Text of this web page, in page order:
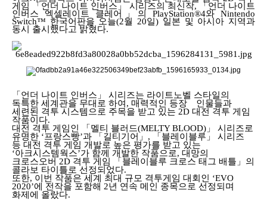
게임
「 언더 나이트 인버스 」 시리즈의 최신작, 「 언더 나이트
인버스 엑셀레이트 클레어
」 의PlayStation®4와 Nintendo
Switch™ 한국어판을 오늘(2월 20일) 일본 및 아시아 지역과
동시 출시했다고 밝혔다.
「언더 나이트 인버스」 시리즈는 라이트노벨 스타일의
독특한 세계관을 무대로 하여, 매력적인 등장 인물들과
세련된 격투 시스템으로 주목을 받고 있는 2D 대전 격투 게임
작품이다.
대전 격투 게임인 「멜티 블러드(MELTY BLOOD)」 시리즈로
유명한 ‘프랑스빵’과 「길티기어」, 「블레이블루」 시리즈
등 대전 격투 게임 개발로 높은 평가를 받고 있는
‘아크시스템웍스’가 함께 개발한 작품으로, 대망의
크로스오버 2D 격투 게임 「블레이블루 크로스 태그 배틀」의
콜라보 타이틀로 선정되었다.
또한, 이번 작품은 세계 최대 규모 격투게임 대회인 ‘EVO
2020’에 전작을 포함해 2년 연속 메인 종목으로 선정되며
화제에 올랐다.